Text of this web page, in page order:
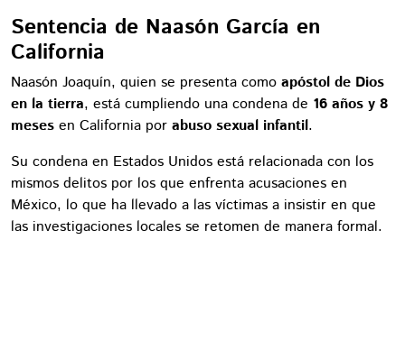
Sentencia de Naasón García en
California
Naasón Joaquín, quien se presenta como apóstol de Dios
en la tierra, está cumpliendo una condena de 16 años y 8
meses en California por abuso sexual infantil.
Su condena en Estados Unidos está relacionada con los
mismos delitos por los que enfrenta acusaciones en
México, lo que ha llevado a las víctimas a insistir en que
las investigaciones locales se retomen de manera formal.